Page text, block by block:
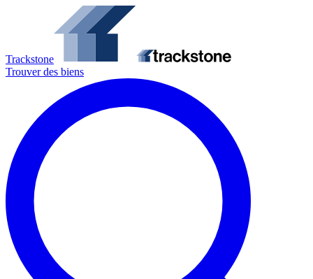
Trackstone
Trouver des biens